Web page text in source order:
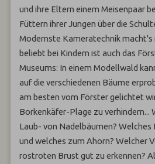
und ihre Eltern einem Meisenpaar
Füttern ihrer Jungen über die
Modernste Kameratechnik macht's
beliebt bei Kindern ist auch das
Museums: In einem Modellwald
auf die verschiedenen Bäume
am besten vom Förster gelichtet
Borkenkäfer-Plage zu verhindern...
Laub- von Nadelbäumen?
und welches zum Ahorn? Welcher
rostroten Brust gut zu erkennen?